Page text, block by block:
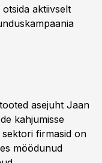
aktiivselt
asejuht Jaan
kahjumisse
firmasid on
möödunud